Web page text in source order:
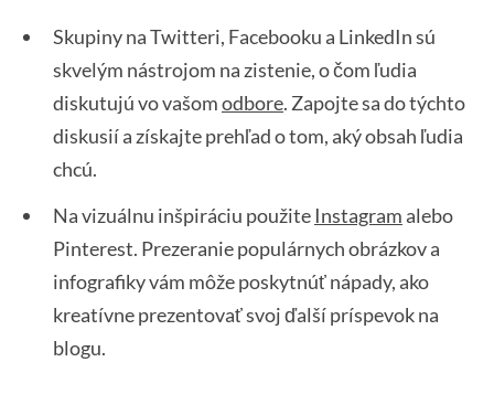
Skupiny na Twitteri, Facebooku a LinkedIn sú
skvelým nástrojom na zistenie, o čom ľudia
diskutujú vo vašomodbore. Zapojte sa do týchto
diskusií a získajte prehľad o tom, aký obsah ľudia
chcú.
Na vizuálnu inšpiráciu použite Instagram alebo
Pinterest. Prezeranie populárnych obrázkov a
infografiky vám môže poskytnúť nápady, ako
kreatívne prezentovať svoj ďalší príspevok na
blogu.